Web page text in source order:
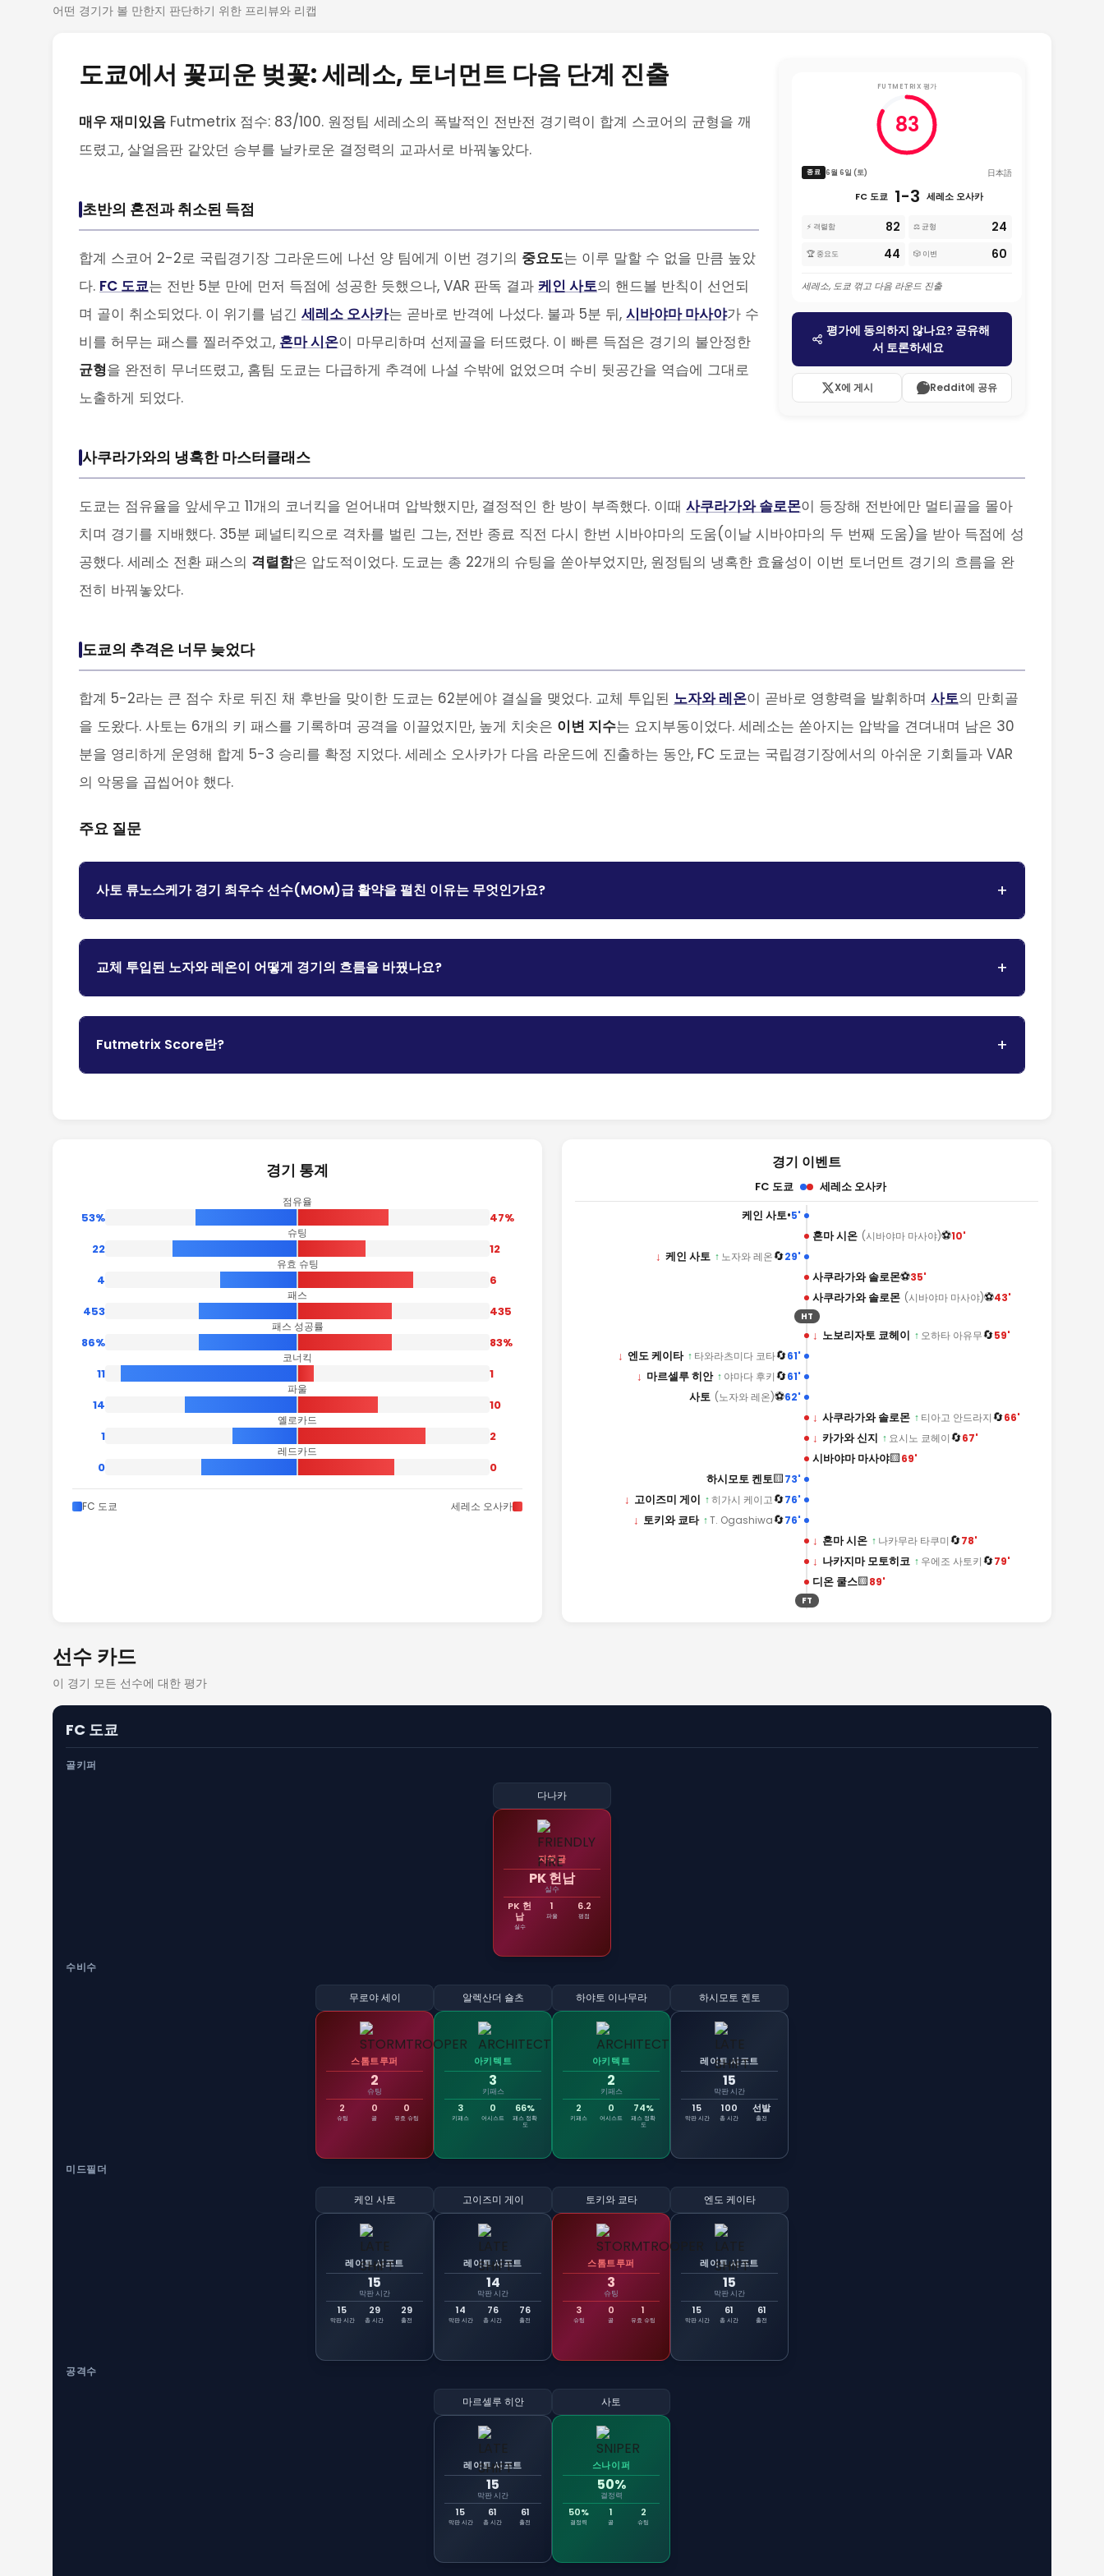
어떤 경기가 볼 만한지 판단하기 위한 프리뷰와 리캡
FUTMETRIX 평가
83
종료 6월 6일 (토) 日本語
FC 도쿄 1-3 세레소 오사카
⚡ 격렬함 82 ⚖️ 균형 24
🏆 중요도 44 🎲 이변 60
세레소, 도쿄 꺾고 다음 라운드 진출
평가에 동의하지 않나요? 공유해
서 토론하세요
X에 게시 Reddit에 공유
도쿄에서 꽃피운 벚꽃: 세레소, 토너먼트 다음 단계 진출
매우 재미있음 Futmetrix 점수: 83/100. 원정팀 세레소의 폭발적인 전반전 경기력이 합계 스코어의 균형을 깨
뜨렸고, 살얼음판 같았던 승부를 날카로운 결정력의 교과서로 바꿔놓았다.
초반의 혼전과 취소된 득점
합계 스코어 2-2로 국립경기장 그라운드에 나선 양 팀에게 이번 경기의 중요도는 이루 말할 수 없을 만큼 높았
다. FC 도쿄는 전반 5분 만에 먼저 득점에 성공한 듯했으나, VAR 판독 결과 케인 사토의 핸드볼 반칙이 선언되
며 골이 취소되었다. 이 위기를 넘긴 세레소 오사카는 곧바로 반격에 나섰다. 불과 5분 뒤, 시바야마 마사야가 수
비를 허무는 패스를 찔러주었고, 혼마 시온이 마무리하며 선제골을 터뜨렸다. 이 빠른 득점은 경기의 불안정한
균형을 완전히 무너뜨렸고, 홈팀 도쿄는 다급하게 추격에 나설 수밖에 없었으며 수비 뒷공간을 역습에 그대로
노출하게 되었다.
사쿠라가와의 냉혹한 마스터클래스
도쿄는 점유율을 앞세우고 11개의 코너킥을 얻어내며 압박했지만, 결정적인 한 방이 부족했다. 이때 사쿠라가와 솔로몬이 등장해 전반에만 멀티골을 몰아
치며 경기를 지배했다. 35분 페널티킥으로 격차를 벌린 그는, 전반 종료 직전 다시 한번 시바야마의 도움(이날 시바야마의 두 번째 도움)을 받아 득점에 성
공했다. 세레소 전환 패스의 격렬함은 압도적이었다. 도쿄는 총 22개의 슈팅을 쏟아부었지만, 원정팀의 냉혹한 효율성이 이번 토너먼트 경기의 흐름을 완
전히 바꿔놓았다.
도쿄의 추격은 너무 늦었다
합계 5-2라는 큰 점수 차로 뒤진 채 후반을 맞이한 도쿄는 62분에야 결실을 맺었다. 교체 투입된 노자와 레온이 곧바로 영향력을 발휘하며 사토의 만회골
을 도왔다. 사토는 6개의 키 패스를 기록하며 공격을 이끌었지만, 높게 치솟은 이변 지수는 요지부동이었다. 세레소는 쏟아지는 압박을 견뎌내며 남은 30
분을 영리하게 운영해 합계 5-3 승리를 확정 지었다. 세레소 오사카가 다음 라운드에 진출하는 동안, FC 도쿄는 국립경기장에서의 아쉬운 기회들과 VAR
의 악몽을 곱씹어야 했다.
주요 질문
사토 류노스케가 경기 최우수 선수(MOM)급 활약을 펼친 이유는 무엇인가요?
교체 투입된 노자와 레온이 어떻게 경기의 흐름을 바꿨나요?
Futmetrix Score란?
경기 통계
점유율
53% 47%
슈팅
22 12
유효 슈팅
4 6
패스
453 435
패스 성공률
86% 83%
코너킥
11 1
파울
14 10
옐로카드
1 2
레드카드
0 0
FC 도쿄 세레소 오사카
경기 이벤트
FC 도쿄 세레소 오사카
5'
•
케인 사토
혼마 시온 (시바야마 마사야)⚽10'
29'
🔄
↓ 케인 사토 ↑ 노자와 레온
사쿠라가와 솔로몬⚽35'
사쿠라가와 솔로몬 (시바야마 마사야)⚽43'
HT
↓ 노보리자토 쿄헤이 ↑ 오하타 아유무🔄59'
61'
🔄
↓ 엔도 케이타 ↑ 타와라츠미다 코타
61'
🔄
↓ 마르셀루 히안 ↑ 야마다 후키
62'
⚽
사토 (노자와 레온)
↓ 사쿠라가와 솔로몬 ↑ 티아고 안드라지🔄66'
↓ 카가와 신지 ↑ 요시노 쿄헤이🔄67'
시바야마 마사야🟨69'
73'
🟨
하시모토 켄토
76'
🔄
↓ 고이즈미 게이 ↑히가시 케이고
76'
🔄
↓ 토키와 쿄타 ↑T. Ogashiwa
↓ 혼마 시온 ↑ 나카무라 타쿠미🔄78'
↓ 나카지마 모토히코 ↑ 우에조 사토키🔄79'
디온 쿨스🟨89'
FT
선수 카드
이 경기 모든 선수에 대한 평가
FC 도쿄
골키퍼
다나카
자책골
PK 헌납
실수
PK 헌
납
실수
1
파울
6.2
평점
수비수
무로야 세이
스톰트루퍼
2
슈팅
2
슈팅
0
골
0
유효 슈팅
알렉산더 숄츠
아키텍트
3
키패스
3
키패스
0
어시스트
66%
패스 정확
도
하야토 이나무라
아키텍트
2
키패스
2
키패스
0
어시스트
74%
패스 정확
도
하시모토 켄토
레이트 시프트
15
막판 시간
15
막판 시간
100
총 시간
선발
출전
미드필더
케인 사토
레이트 시프트
15
막판 시간
15
막판 시간
29
총 시간
29
출전
고이즈미 게이
레이트 시프트
14
막판 시간
14
막판 시간
76
총 시간
76
출전
토키와 쿄타
스톰트루퍼
3
슈팅
3
슈팅
0
골
1
유효 슈팅
엔도 케이타
레이트 시프트
15
막판 시간
15
막판 시간
61
총 시간
61
출전
공격수
마르셀루 히안
레이트 시프트
15
막판 시간
15
막판 시간
61
총 시간
61
출전
사토
스나이퍼
50%
결정력
50%
결정력
1
골
2
슈팅